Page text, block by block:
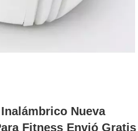
Nueva
Fitness Envió Gratis